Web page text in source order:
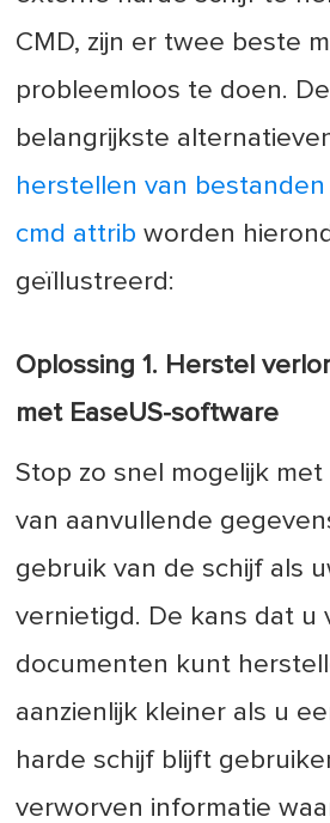
CMD, zijn er twee beste
probleemloos te doen.
belangrijkste
herstellen van
cmd attrib worden
geïllustreerd:
Oplossing 1. Herstel
met EaseUS-software
Stop zo snel mogelijk
van aanvullende
gebruik van de schijf als
vernietigd. De kans dat u
documenten kunt
aanzienlijk kleiner als u
harde schijf blijft
verworven informatie